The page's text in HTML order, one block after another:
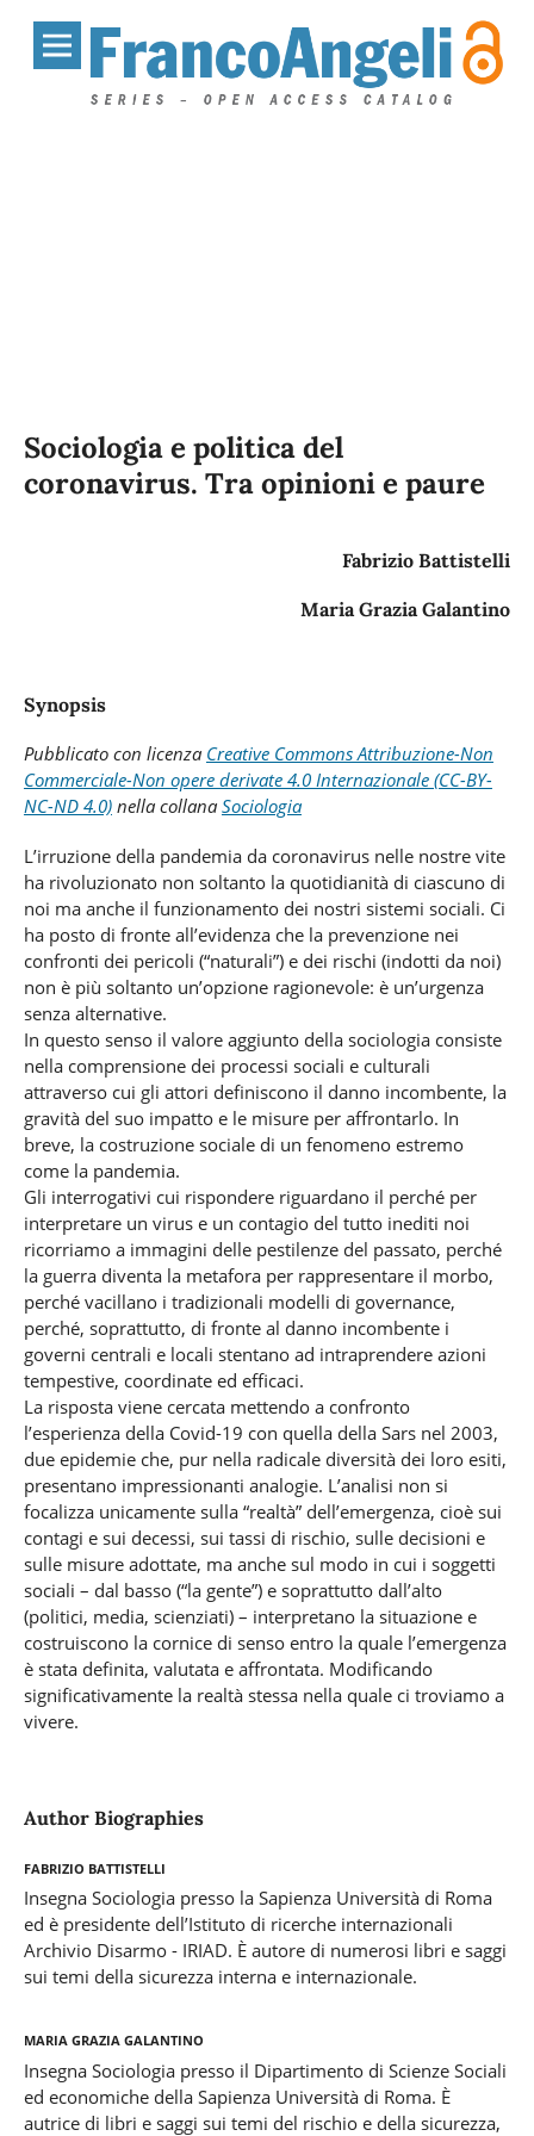
Sociologia e politica del
coronavirus. Tra opinioni e paure
Fabrizio Battistelli
Maria Grazia Galantino
Synopsis
Pubblicato con licenza Creative Commons Attribuzione-Non
Commerciale-Non opere derivate 4.0 Internazionale (CC-BY-
NC-ND 4.0) nella collana Sociologia
L’irruzione della pandemia da coronavirus nelle nostre vite
ha rivoluzionato non soltanto la quotidianità di ciascuno di
noi ma anche il funzionamento dei nostri sistemi sociali. Ci
ha posto di fronte all’evidenza che la prevenzione nei
confronti dei pericoli (“naturali”) e dei rischi (indotti da noi)
non è più soltanto un’opzione ragionevole: è un’urgenza
senza alternative.
In questo senso il valore aggiunto della sociologia consiste
nella comprensione dei processi sociali e culturali
attraverso cui gli attori definiscono il danno incombente, la
gravità del suo impatto e le misure per affrontarlo. In
breve, la costruzione sociale di un fenomeno estremo
come la pandemia.
Gli interrogativi cui rispondere riguardano il perché per
interpretare un virus e un contagio del tutto inediti noi
ricorriamo a immagini delle pestilenze del passato, perché
la guerra diventa la metafora per rappresentare il morbo,
perché vacillano i tradizionali modelli di governance,
perché, soprattutto, di fronte al danno incombente i
governi centrali e locali stentano ad intraprendere azioni
tempestive, coordinate ed efficaci.
La risposta viene cercata mettendo a confronto
l’esperienza della Covid-19 con quella della Sars nel 2003,
due epidemie che, pur nella radicale diversità dei loro esiti,
presentano impressionanti analogie. L’analisi non si
focalizza unicamente sulla “realtà” dell’emergenza, cioè sui
contagi e sui decessi, sui tassi di rischio, sulle decisioni e
sulle misure adottate, ma anche sul modo in cui i soggetti
sociali – dal basso (“la gente”) e soprattutto dall’alto
(politici, media, scienziati) – interpretano la situazione e
costruiscono la cornice di senso entro la quale l’emergenza
è stata definita, valutata e affrontata. Modificando
significativamente la realtà stessa nella quale ci troviamo a
vivere.
Author Biographies
Fabrizio Battistelli
Insegna Sociologia presso la Sapienza Università di Roma
ed è presidente dell’Istituto di ricerche internazionali
Archivio Disarmo - IRIAD. È autore di numerosi libri e saggi
sui temi della sicurezza interna e internazionale.
Maria Grazia Galantino
Insegna Sociologia presso il Dipartimento di Scienze Sociali
ed economiche della Sapienza Università di Roma. È
autrice di libri e saggi sui temi del rischio e della sicurezza,